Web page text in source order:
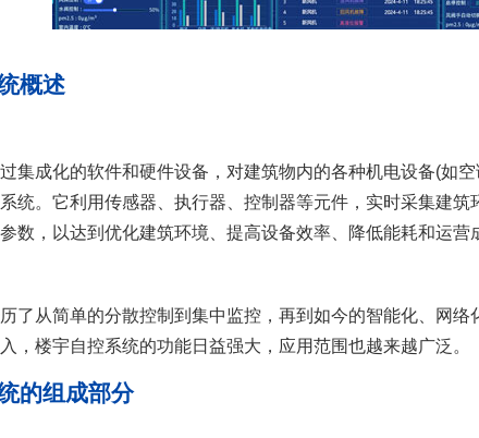
概述
成化的软件和硬件设备，对建筑物内的各种机电设备(如空
统。它利用传感器、执行器、控制器等元件，实时采集建
数，以达到优化建筑环境、提高设备效率、降低能耗和运营
从简单的分散控制到集中监控，再到如今的智能化、网络
，楼宇自控系统的功能日益强大，应用范围也越来越广泛。
组成部分